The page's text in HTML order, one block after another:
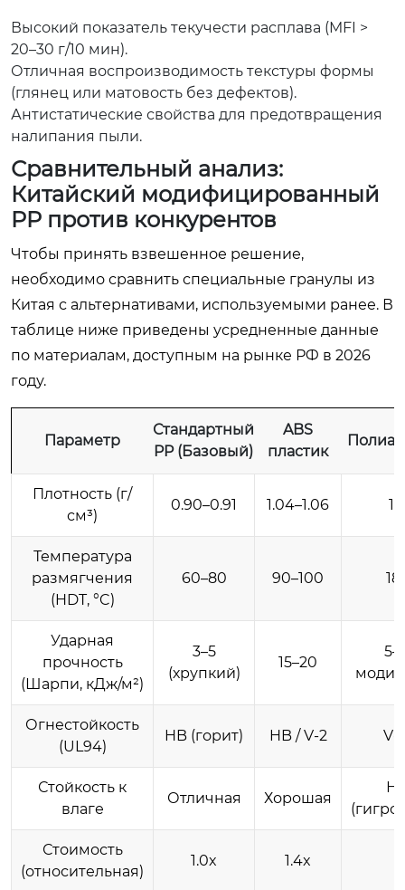
Высокий показатель текучести расплава (MFI >
20–30 г/10 мин).
Отличная воспроизводимость текстуры формы
(глянец или матовость без дефектов).
Антистатические свойства для предотвращения
налипания пыли.
Сравнительный анализ:
Китайский модифицированный
PP против конкурентов
Чтобы принять взвешенное решение,
необходимо сравнить специальные гранулы из
Китая с альтернативами, используемыми ранее. В
таблице ниже приведены усредненные данные
по материалам, доступным на рынке РФ в 2026
году.
Параметр
Стандартный
PP (Базовый)
ABS
пластик
Плотность (г/
см³)
0.90–0.91 1.04–1.06
Температура
размягчения
(HDT, °C)
60–80 90–100
Ударная
прочность
(Шарпи, кДж/м²)
3–5
(хрупкий)
15–20
Огнестойкость
(UL94)
HB (горит) HB / V-2 V-
Стойкость к
влаге
Отличная Хорошая
Стоимость
(относительная)
1.0x 1.4x